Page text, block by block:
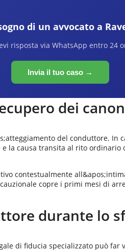
di un avvocato a
risposta via WhatsApp entro 24
Invia il tuo caso →
dei
del conduttore. In
causa transita al rito
contestualmente
copre i primi mesi di
durante lo
di fiducia specializzato può